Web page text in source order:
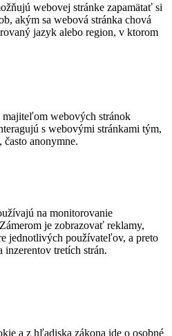
webovej stránke zapamätať si
akým sa webová stránka chová
jazyk alebo region, v ktorom
webových stránok
s webovými stránkami tým,
často anonymne.
na monitorovanie
je zobrazovať reklamy,
jednotlivých používateľov, a preto
inzerentov tretích strán.
a z hľadiska zákona ide o osobné